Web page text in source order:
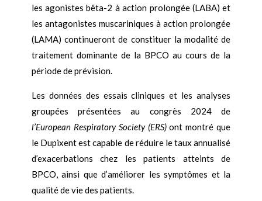
les agonistes bêta-2 à action prolongée (LABA) et
les antagonistes muscariniques à action prolongée
(LAMA) continueront de constituer la modalité de
traitement dominante de la BPCO au cours de la
période de prévision.
Les données des essais cliniques et les analyses
groupées présentées au congrès 2024 de
l’European Respiratory Society (ERS)ont montré que
le Dupixent est capable de réduire le taux annualisé
d’exacerbations chez les patients atteints de
BPCO, ainsi que d’améliorer les symptômes et la
qualité de vie des patients.